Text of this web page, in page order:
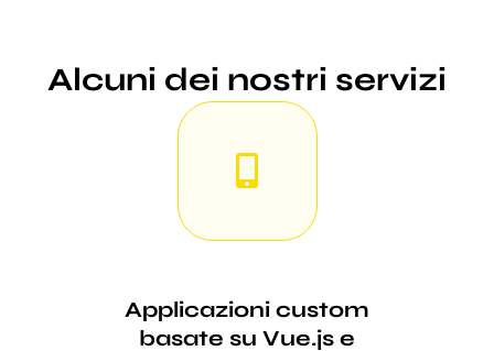
Alcuni dei nostri servizi
Applicazioni custom
basate su Vue.js e